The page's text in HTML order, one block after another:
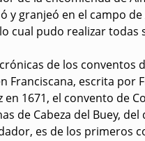
y granjeó en el campo
cual pudo realizar todas
de los conventos
Franciscana, escrita por
en 1671, el convento de
de Cabeza del Buey,
es de los primeros